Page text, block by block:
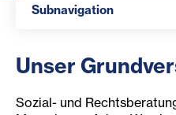
Subnavigation
Unser
Sozial- und